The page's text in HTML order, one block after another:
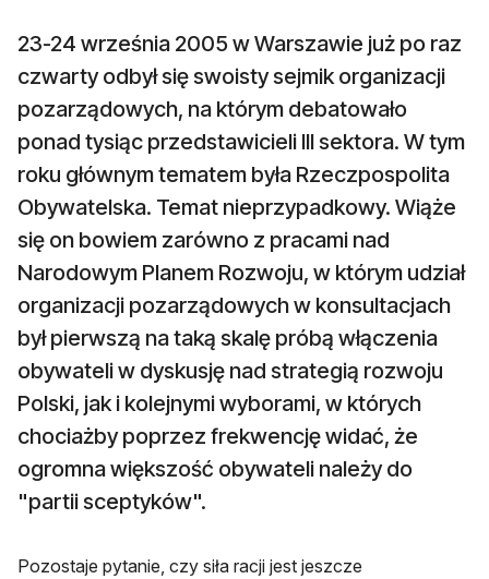
23-24 września 2005 w Warszawie już po raz
czwarty odbył się swoisty sejmik organizacji
pozarządowych, na którym debatowało
ponad tysiąc przedstawicieli III sektora. W tym
roku głównym tematem była Rzeczpospolita
Obywatelska. Temat nieprzypadkowy. Wiąże
się on bowiem zarówno z pracami nad
Narodowym Planem Rozwoju, w którym udział
organizacji pozarządowych w konsultacjach
był pierwszą na taką skalę próbą włączenia
obywateli w dyskusję nad strategią rozwoju
Polski, jak i kolejnymi wyborami, w których
chociażby poprzez frekwencję widać, że
ogromna większość obywateli należy do
"partii sceptyków".
Pozostaje pytanie, czy siła racji jest jeszcze